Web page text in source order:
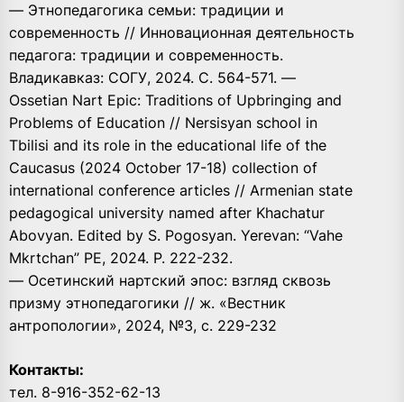
— Этнопедагогика семьи: традиции и
современность // Инновационная деятельность
педагога: традиции и современность.
Владикавказ: СОГУ, 2024. С. 564-571. —
Ossetian Nart Epic: Traditions of Upbringing and
Problems of Education // Nersisyan school in
Tbilisi and its role in the educational life of the
Caucasus (2024 October 17-18) collection of
international conference articles // Armenian state
pedagogical university named after Khachatur
Abovyan. Edited by S. Pogosyan. Yerevan: “Vahe
Mkrtchan” PE, 2024. P. 222-232.
— Осетинский нартский эпос: взгляд сквозь
призму этнопедагогики // ж. «Вестник
антропологии», 2024, №3, с. 229-232
Контакты:
тел. 8-916-352-62-13